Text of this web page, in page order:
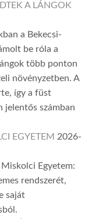
A LÁNGOK
a Bekecsi-
be róla a
több ponton
növényzetben. A
így a füst
jelentős számban
EGYETEM 2026-
Egyetem:
rendszerét,
saját